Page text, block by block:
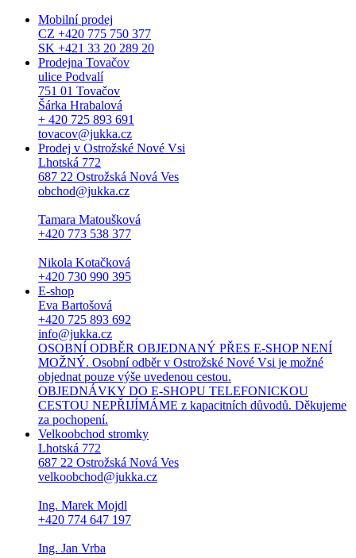
Mobilní prodej
CZ +420 775 750 377
SK +421 33 20 289 20
Prodejna Tovačov
ulice Podvalí
751 01 Tovačov
Šárka Hrabalová
+ 420 725 893 691
tovacov@jukka.cz
Prodej v Ostrožské Nové Vsi
Lhotská 772
687 22 Ostrožská Nová Ves
obchod@jukka.cz
Tamara Matoušková
+420 773 538 377
Nikola Kotačková
+420 730 990 395
E-shop
Eva Bartošová
+420 725 893 692
info@jukka.cz
OSOBNÍ ODBĚR OBJEDNANÝ PŘES E-SHOP NENÍ
MOŽNÝ. Osobní odběr v Ostrožské Nové Vsi je možné
objednat pouze výše uvedenou cestou.
OBJEDNÁVKY DO E-SHOPU TELEFONICKOU
CESTOU NEPŘIJÍMÁME z kapacitních důvodů. Děkujeme
za pochopení.
Velkoobchod stromky
Lhotská 772
687 22 Ostrožská Nová Ves
velkoobchod@jukka.cz
Ing. Marek Mojdl
+420 774 647 197
Ing. Jan Vrba